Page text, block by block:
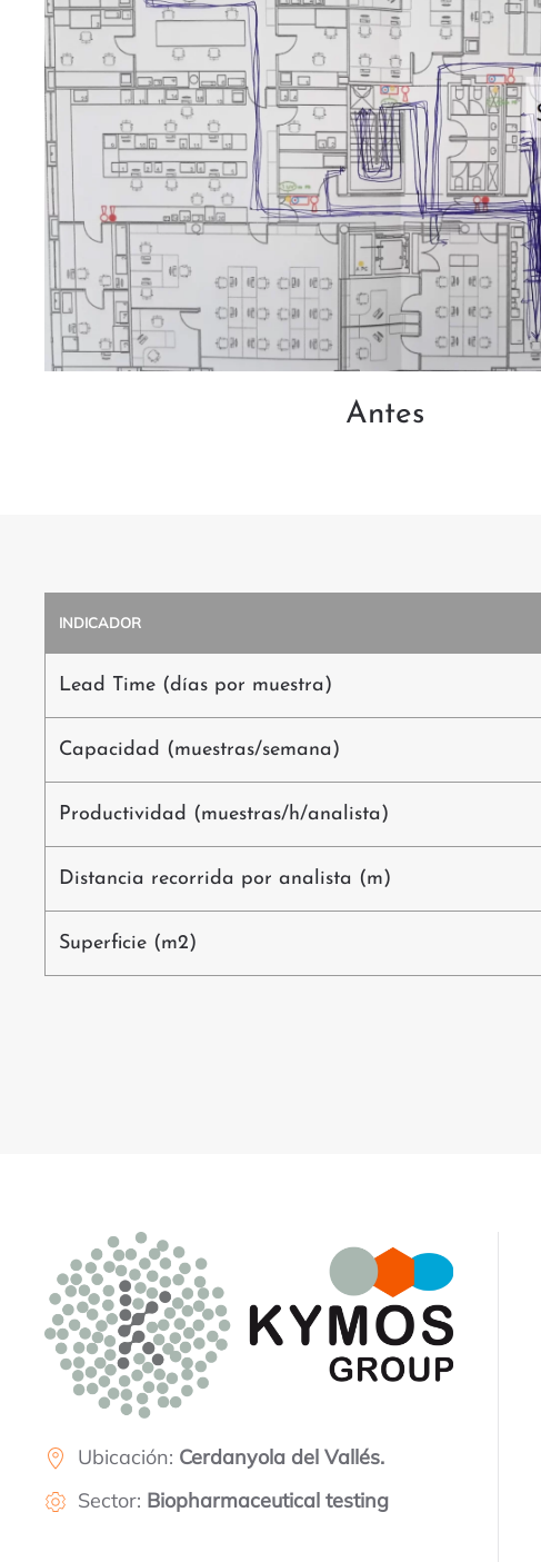
Antes
INDICADOR
Lead Time (días por muestra)
Capacidad (muestras/semana)
Productividad (muestras/h/analista)
Distancia recorrida por analista (m)
Superficie (m2)
Ubicación: Cerdanyola del Vallés.
Sector: Biopharmaceutical testing